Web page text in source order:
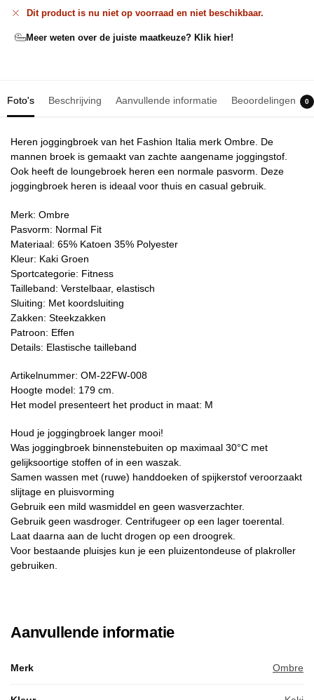
Dit product is nu niet op voorraad en niet beschikbaar.
Meer weten over de juiste maatkeuze? Klik hier!
Foto's Beschrijving Aanvullende informatie Beoordelingen 0
Heren joggingbroek van het Fashion Italia merk Ombre. De
mannen broek is gemaakt van zachte aangename joggingstof.
Ook heeft de loungebroek heren een normale pasvorm. Deze
joggingbroek heren is ideaal voor thuis en casual gebruik.
Merk: Ombre
Pasvorm: Normal Fit
Materiaal: 65% Katoen 35% Polyester
Kleur: Kaki Groen
Sportcategorie: Fitness
Tailleband: Verstelbaar, elastisch
Sluiting: Met koordsluiting
Zakken: Steekzakken
Patroon: Effen
Details: Elastische tailleband
Artikelnummer: OM-22FW-008
Hoogte model: 179 cm.
Het model presenteert het product in maat: M
Houd je joggingbroek langer mooi!
Was joggingbroek binnenstebuiten op maximaal 30°C met
gelijksoortige stoffen of in een waszak.
Samen wassen met (ruwe) handdoeken of spijkerstof veroorzaakt
slijtage en pluisvorming
Gebruik een mild wasmiddel en geen wasverzachter.
Gebruik geen wasdroger. Centrifugeer op een lager toerental.
Laat daarna aan de lucht drogen op een droogrek.
Voor bestaande pluisjes kun je een pluizentondeuse of plakroller
gebruiken.
Aanvullende informatie
Merk Ombre